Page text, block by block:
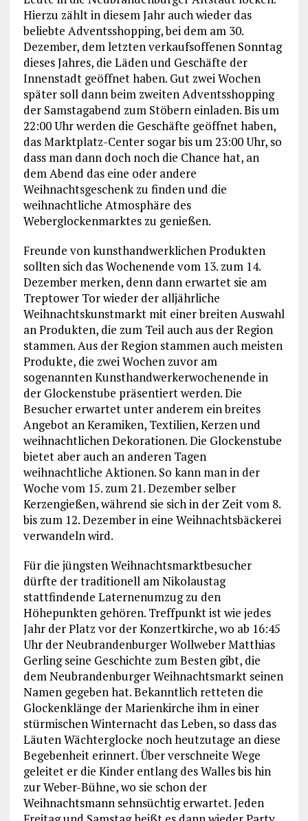
Hierzu zählt in diesem Jahr auch wieder das
beliebte Adventsshopping, bei dem am 30.
Dezember, dem letzten verkaufsoffenen Sonntag
dieses Jahres, die Läden und Geschäfte der
Innenstadt geöffnet haben. Gut zwei Wochen
später soll dann beim zweiten Adventsshopping
der Samstagabend zum Stöbern einladen. Bis um
22:00 Uhr werden die Geschäfte geöffnet haben,
das Marktplatz-Center sogar bis um 23:00 Uhr, so
dass man dann doch noch die Chance hat, an
dem Abend das eine oder andere
Weihnachtsgeschenk zu finden und die
weihnachtliche Atmosphäre des
Weberglockenmarktes zu genießen.
Freunde von kunsthandwerklichen Produkten
sollten sich das Wochenende vom 13. zum 14.
Dezember merken, denn dann erwartet sie am
Treptower Tor wieder der alljährliche
Weihnachtskunstmarkt mit einer breiten Auswahl
an Produkten, die zum Teil auch aus der Region
stammen. Aus der Region stammen auch meisten
Produkte, die zwei Wochen zuvor am
sogenannten Kunsthandwerkerwochenende in
der Glockenstube präsentiert werden. Die
Besucher erwartet unter anderem ein breites
Angebot an Keramiken, Textilien, Kerzen und
weihnachtlichen Dekorationen. Die Glockenstube
bietet aber auch an anderen Tagen
weihnachtliche Aktionen. So kann man in der
Woche vom 15. zum 21. Dezember selber
Kerzengießen, während sie sich in der Zeit vom 8.
bis zum 12. Dezember in eine Weihnachtsbäckerei
verwandeln wird.
Für die jüngsten Weihnachtsmarktbesucher
dürfte der traditionell am Nikolaustag
stattfindende Laternenumzug zu den
Höhepunkten gehören. Treffpunkt ist wie jedes
Jahr der Platz vor der Konzertkirche, wo ab 16:45
Uhr der Neubrandenburger Wollweber Matthias
Gerling seine Geschichte zum Besten gibt, die
dem Neubrandenburger Weihnachtsmarkt seinen
Namen gegeben hat. Bekanntlich retteten die
Glockenklänge der Marienkirche ihm in einer
stürmischen Winternacht das Leben, so dass das
Läuten Wächterglocke noch heutzutage an diese
Begebenheit erinnert. Über verschneite Wege
geleitet er die Kinder entlang des Walles bis hin
zur Weber-Bühne, wo sie schon der
Weihnachtsmann sehnsüchtig erwartet. Jeden